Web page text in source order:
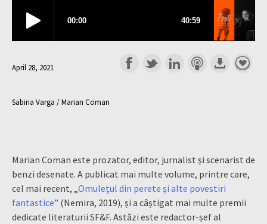
April 28, 2021
Sabina Varga / Marian Coman
Marian Coman este prozator, editor, jurnalist și scenarist de
benzi desenate. A publicat mai multe volume, printre care,
cel mai recent, „ Omulețul din perete și alte povestiri
fantastice” (Nemira, 2019), și a câștigat mai multe premii
dedicate literaturii SF&F. Astăzi este redactor-șef al